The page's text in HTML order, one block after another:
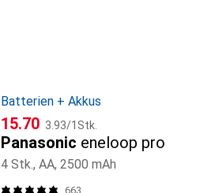
Batterien + Akkus
CHF
15.70 CHF
3.93/1Stk.
Panasonic eneloop pro
4 Stk., AA, 2500 mAh
663